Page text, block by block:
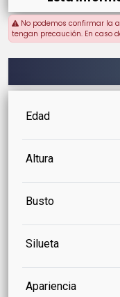
No podemos confirmar la
tengan precaución. En caso
Edad
Altura
Busto
Silueta
Apariencia